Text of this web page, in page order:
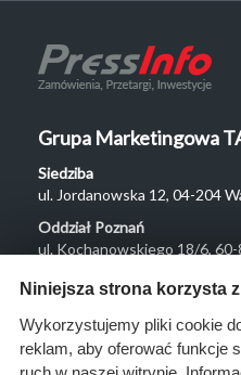
Grupa Marketingowa
Siedziba
ul. Jordanowska 12, 04-204
Oddział Poznań
ul. Kochanowskiego 18/6, 60-
Menu
O nas
Rozwiązania
Niniejsza strona korzysta
Wykorzystujemy pliki cookie
reklam, aby oferować funkcje